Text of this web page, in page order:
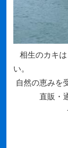
相生のカキ
自然の恵みを
直販・